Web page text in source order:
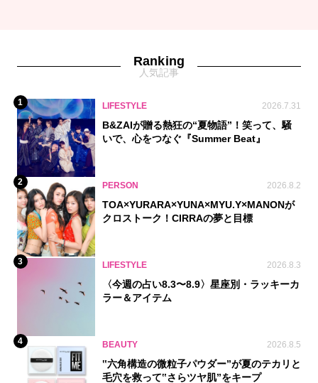
Ranking
人気記事
1 LIFESTYLE 2026.7.31
B&ZAIが贈る熱狂の“夏物語”！笑って、騒
いで、心をつなぐ『Summer Beat』
2 PERSON 2026.8.2
TOA×YURARA×YUNA×MYU.Y×MANONが
クロストーク！CIRRAの夢と目標
3 LIFESTYLE 2026.8.3
〈今週の占い8.3〜8.9〉星座別・ラッキーカ
ラー＆アイテム
4 BEAUTY 2026.8.5
‟六角構造の微粒子パウダー”が夏のテカリと
毛穴を救って‟さらツヤ肌”をキープ